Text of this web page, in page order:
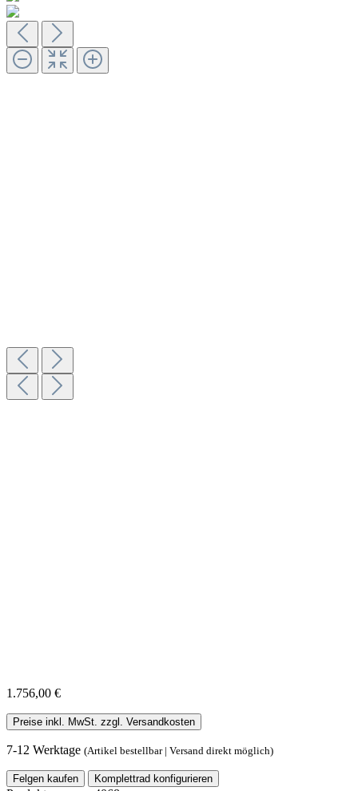
1.756,00 €
Preise inkl. MwSt. zzgl. Versandkosten
7-12 Werktage (Artikel bestellbar | Versand direkt möglich)
Felgen kaufen Komplettrad konfigurieren